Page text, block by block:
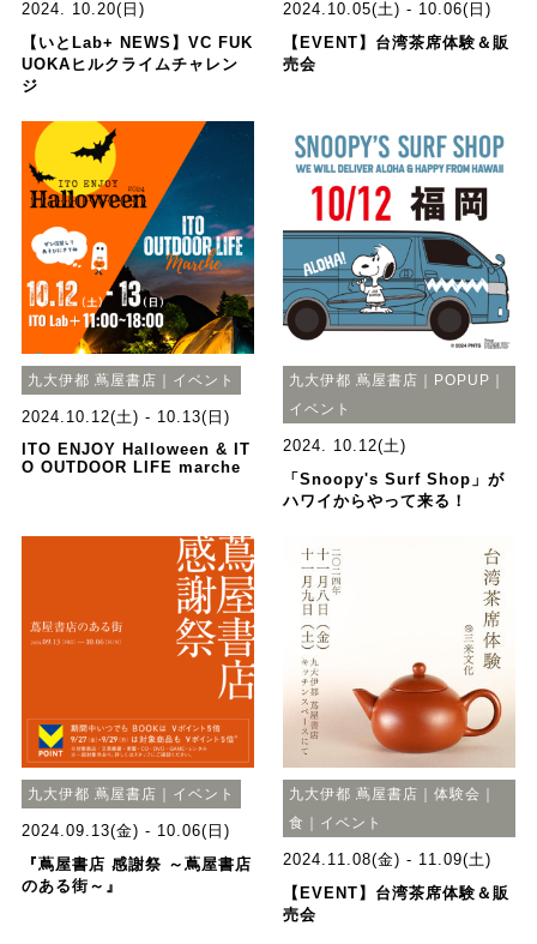
2024. 10.20(日)
【いとLab+ NEWS】VC FUK
UOKAヒルクライムチャレン
ジ
2024.10.05(土) - 10.06(日)
【EVENT】台湾茶席体験＆販
売会
九大伊都 蔦屋書店｜イベント
2024.10.12(土) - 10.13(日)
ITO ENJOY Halloween & IT
O OUTDOOR LIFE marche
九大伊都 蔦屋書店｜POPUP｜
イベント
2024. 10.12(土)
「Snoopy's Surf Shop」が
ハワイからやって来る！
九大伊都 蔦屋書店｜イベント
2024.09.13(金) - 10.06(日)
『蔦屋書店 感謝祭 ～蔦屋書店
のある街～』
九大伊都 蔦屋書店｜体験会｜
食｜イベント
2024.11.08(金) - 11.09(土)
【EVENT】台湾茶席体験＆販
売会